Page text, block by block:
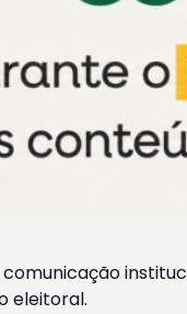
eleitoral.